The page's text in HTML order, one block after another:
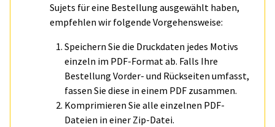
Sujets für eine Bestellung ausgewählt haben,
empfehlen wir folgende Vorgehensweise:
Speichern Sie die Druckdaten jedes Motivs
einzeln im PDF-Format ab. Falls Ihre
Bestellung Vorder- und Rückseiten umfasst,
fassen Sie diese in einem PDF zusammen.
Komprimieren Sie alle einzelnen PDF-
Dateien in einer Zip-Datei.